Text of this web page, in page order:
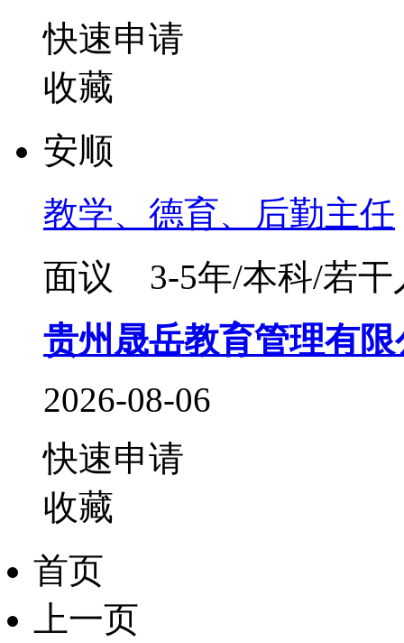
快速申请
收藏
安顺
教学、德育、后勤主任
面议 3-5年/本科/若干
贵州晟岳教育管理有限
2026-08-06
快速申请
收藏
首页
上一页